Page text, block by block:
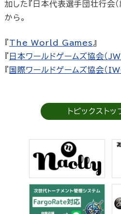
加した『日本代表選手団壮行会（
から。
『The World Games』
『 日本ワールドゲームズ協会（
『 国際ワールドゲームズ協会（
トピックスト